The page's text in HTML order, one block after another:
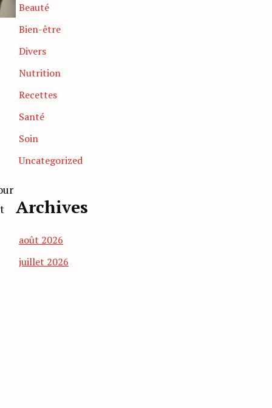
Beauté
Bien-être
Divers
Nutrition
Recettes
Santé
Soin
Uncategorized
Archives
août 2026
juillet 2026